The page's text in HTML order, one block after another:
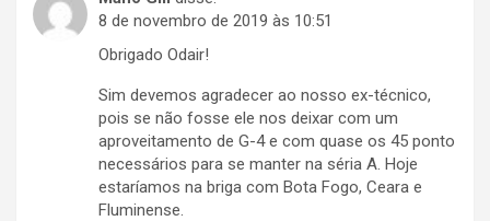
8 de novembro de 2019 às 10:51
Obrigado Odair!
Sim devemos agradecer ao nosso ex-técnico,
pois se não fosse ele nos deixar com um
aproveitamento de G-4 e com quase os 45 ponto
necessários para se manter na séria A. Hoje
estaríamos na briga com Bota Fogo, Ceara e
Fluminense.